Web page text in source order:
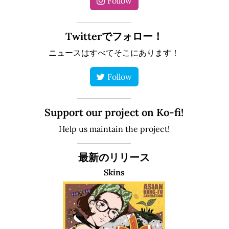
Twitterでフォロー！
ニュースはすべてそこにあります！
Follow
Support our project on Ko-fi!
Help us maintain the project!
最新のリリース
Skins